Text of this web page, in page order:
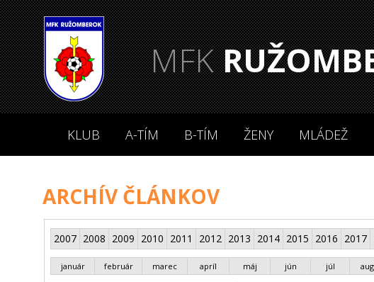
MFK
KLUB A-TÍM B-TÍM ŽENY MLÁDEŽ
ARCHÍV ČLÁNKOV
2007 2008 2009 2010 2011 2012 2013 2014 2015 2016 2017
január február marec apríl máj jún júl